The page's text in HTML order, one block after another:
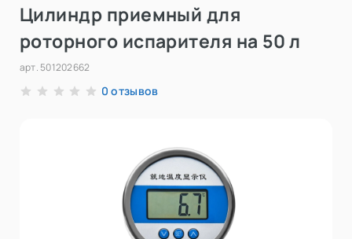
Цилиндр приемный для
роторного испарителя на 50 л
арт. 501202662
0 отзывов